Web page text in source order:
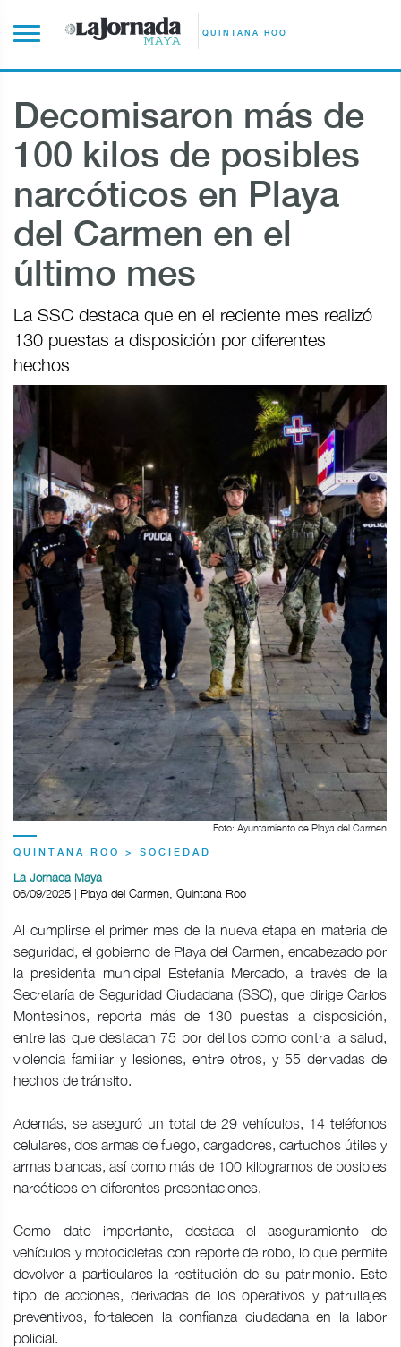
QUINTANA ROO
Decomisaron más de
100 kilos de posibles
narcóticos en Playa
del Carmen en el
último mes
La SSC destaca que en el reciente mes realizó
130 puestas a disposición por diferentes
hechos
Foto: Ayuntamiento de Playa del Carmen
QUINTANA ROO > SOCIEDAD
La Jornada Maya
06/09/2025 | Playa del Carmen, Quintana Roo
Al cumplirse el primer mes de la nueva etapa en materia de
seguridad, el gobierno de Playa del Carmen, encabezado por
la presidenta municipal Estefanía Mercado, a través de la
Secretaría de Seguridad Ciudadana (SSC), que dirige Carlos
Montesinos, reporta más de 130 puestas a disposición,
entre las que destacan 75 por delitos como contra la salud,
violencia familiar y lesiones, entre otros, y 55 derivadas de
hechos de tránsito.
Además, se aseguró un total de 29 vehículos, 14 teléfonos
celulares, dos armas de fuego, cargadores, cartuchos útiles y
armas blancas, así como más de 100 kilogramos de posibles
narcóticos en diferentes presentaciones.
Como dato importante, destaca el aseguramiento de
vehículos y motocicletas con reporte de robo, lo que permite
devolver a particulares la restitución de su patrimonio. Este
tipo de acciones, derivadas de los operativos y patrullajes
preventivos, fortalecen la confianza ciudadana en la labor
policial.